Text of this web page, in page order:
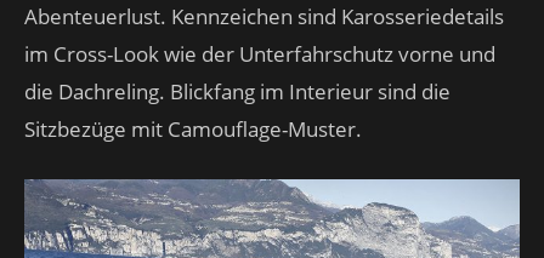
Abenteuerlust. Kennzeichen sind Karosseriedetails
im Cross-Look wie der Unterfahrschutz vorne und
die Dachreling. Blickfang im Interieur sind die
Sitzbezüge mit Camouflage-Muster.